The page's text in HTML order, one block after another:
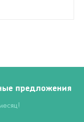
предложения